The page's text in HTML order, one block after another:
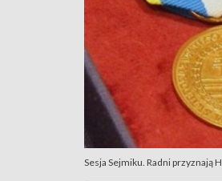
Sesja Sejmiku. Radni